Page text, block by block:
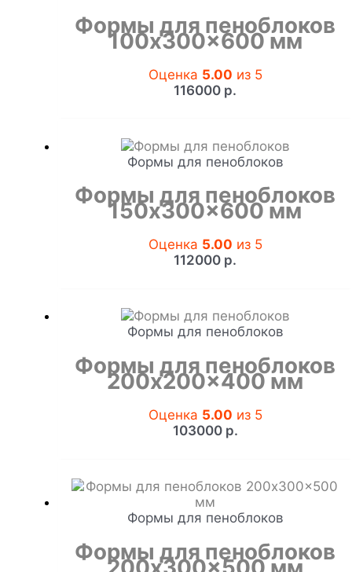
Формы для пеноблоков
100x300x600 мм
Оценка 5.00 из 5
116000 р.
Формы для пеноблоков
Формы для пеноблоков
150x300x600 мм
Оценка 5.00 из 5
112000 р.
Формы для пеноблоков
Формы для пеноблоков
200x200x400 мм
Оценка 5.00 из 5
103000 р.
Формы для пеноблоков
Формы для пеноблоков